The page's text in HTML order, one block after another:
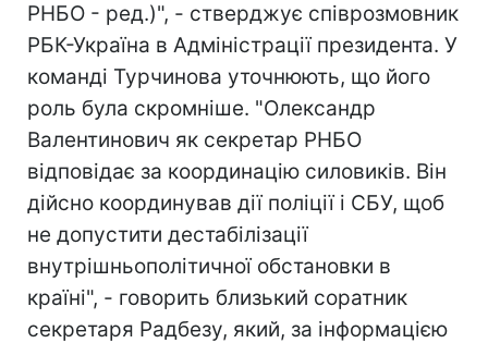
РНБО - ред.)", - стверджує співрозмовник
РБК-Україна в Адміністрації президента. У
команді Турчинова уточнюють, що його
роль була скромніше. "Олександр
Валентинович як секретар РНБО
відповідає за координацію силовиків. Він
дійсно координував дії поліції і СБУ, щоб
не допустити дестабілізації
внутрішньополітичної обстановки в
країні", - говорить близький соратник
секретаря Радбезу, який, за інформацією